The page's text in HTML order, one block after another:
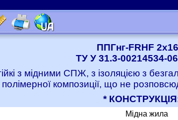
ППГнг-FRHF
ТУ У 31.3-00214534-
з мідними СПЖ, з ізоляцією з
композиції, що не
*
Мідна жила